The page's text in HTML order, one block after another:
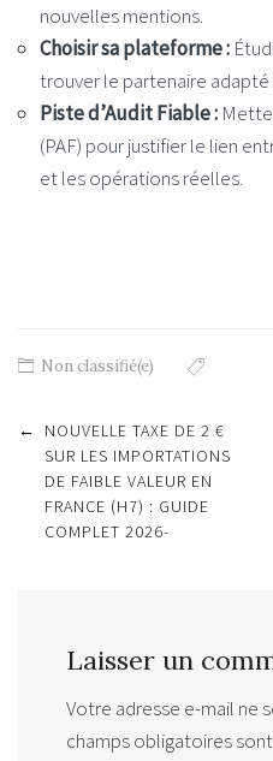
nouvelles mentions.
Choisir sa plateforme :
trouver le partenaire
Piste d’Audit Fiable :
(PAF) pour justifier le lien
et les opérations réelles.
Non classifié(e)
Post
navigation
←
NOUVELLE TAXE DE 2 €
SUR LES IMPORTATIONS
DE FAIBLE VALEUR EN
FRANCE (H7) : GUIDE
COMPLET 2026-
Laisser un
Votre adresse e-mail ne
champs obligatoires